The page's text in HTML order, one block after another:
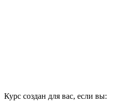
Курс создан для вас, если вы: